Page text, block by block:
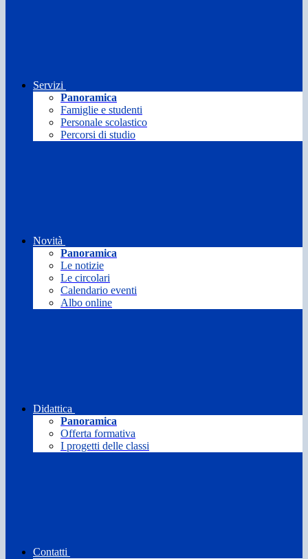
Servizi
Panoramica
Famiglie e studenti
Personale scolastico
Percorsi di studio
Novità
Panoramica
Le notizie
Le circolari
Calendario eventi
Albo online
Didattica
Panoramica
Offerta formativa
I progetti delle classi
Contatti